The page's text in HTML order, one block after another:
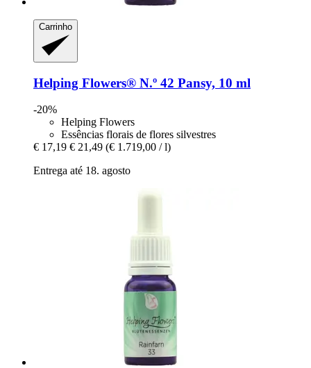
Carrinho
Helping Flowers® N.º 42 Pansy, 10 ml
-20%
Helping Flowers
Essências florais de flores silvestres
€ 17,19 € 21,49 (€ 1.719,00 / l)
Entrega até 18. agosto